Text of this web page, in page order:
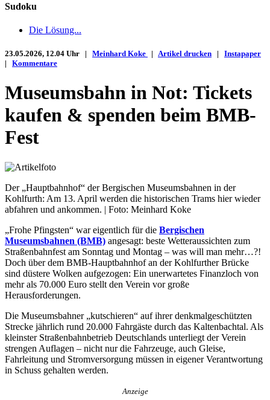
Sudoku
Die Lösung...
23.05.2026, 12.04 Uhr | Meinhard Koke | Artikel drucken | Instapaper
| Kommentare
Museumsbahn in Not: Tickets
kaufen & spenden beim BMB-
Fest
Der „Hauptbahnhof“ der Bergischen Museumsbahnen in der
Kohlfurth: Am 13. April werden die historischen Trams hier wieder
abfahren und ankommen. | Foto: Meinhard Koke
„Frohe Pfingsten“ war eigentlich für die Bergischen
Museumsbahnen (BMB) angesagt: beste Wetteraussichten zum
Straßenbahnfest am Sonntag und Montag – was will man mehr…?!
Doch über dem BMB-Hauptbahnhof an der Kohlfurther Brücke
sind düstere Wolken aufgezogen: Ein unerwartetes Finanzloch von
mehr als 70.000 Euro stellt den Verein vor große
Herausforderungen.
Die Museumsbahner „kutschieren“ auf ihrer denkmalgeschützten
Strecke jährlich rund 20.000 Fahrgäste durch das Kaltenbachtal. Als
kleinster Straßenbahnbetrieb Deutschlands unterliegt der Verein
strengen Auflagen – nicht nur die Fahrzeuge, auch Gleise,
Fahrleitung und Stromversorgung müssen in eigener Verantwortung
in Schuss gehalten werden.
Anzeige